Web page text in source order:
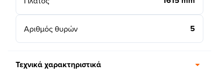
Αριθμός θυρών 5
Τεχνικά χαρακτηριστικά